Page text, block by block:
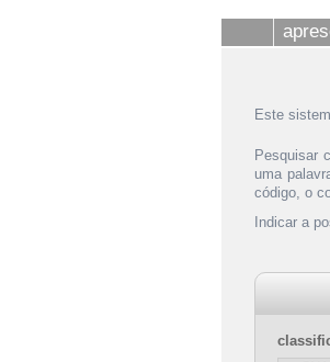
Este
Pesquisar
uma
código, o
Indicar a